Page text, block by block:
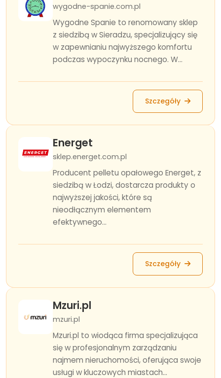
wygodne-spanie.com.pl
Wygodne Spanie to renomowany sklep
z siedzibą w Sieradzu, specjalizujący się
w zapewnianiu najwyższego komfortu
podczas wypoczynku nocnego. W...
Szczegóły
Energet
sklep.energet.com.pl
Producent pelletu opałowego Energet, z
siedzibą w Łodzi, dostarcza produkty o
najwyższej jakości, które są
nieodłącznym elementem
efektywnego...
Szczegóły
Mzuri.pl
mzuri.pl
Mzuri.pl to wiodąca firma specjalizująca
się w profesjonalnym zarządzaniu
najmem nieruchomości, oferująca swoje
usługi w kluczowych miastach...